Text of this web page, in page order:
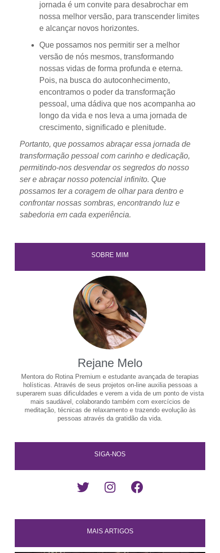
jornada é um convite para desabrochar em
nossa melhor versão, para transcender limites
e alcançar novos horizontes.
Que possamos nos permitir ser a melhor
versão de nós mesmos, transformando
nossas vidas de forma profunda e eterna.
Pois, na busca do autoconhecimento,
encontramos o poder da transformação
pessoal, uma dádiva que nos acompanha ao
longo da vida e nos leva a uma jornada de
crescimento, significado e plenitude.
Portanto, que possamos abraçar essa jornada de
transformação pessoal com carinho e dedicação,
permitindo-nos desvendar os segredos do nosso
ser e abraçar nosso potencial infinito. Que
possamos ter a coragem de olhar para dentro e
confrontar nossas sombras, encontrando luz e
sabedoria em cada experiência.
SOBRE MIM
Rejane Melo
Mentora do Rotina Premium e estudante avançada de terapias
holísticas. Através de seus projetos on-line auxilia pessoas a
superarem suas dificuldades e verem a vida de um ponto de vista
mais saudável, colaborando também com exercícios de
meditação, técnicas de relaxamento e trazendo evolução às
pessoas através da gratidão da vida.
SIGA-NOS
MAIS ARTIGOS